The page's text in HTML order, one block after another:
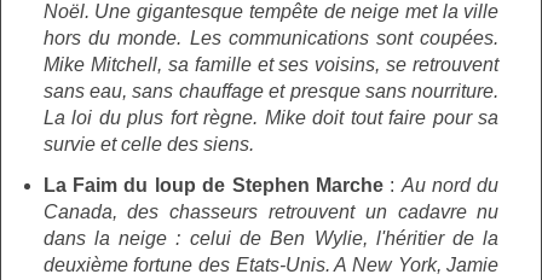
Noël. Une gigantesque tempête de neige met la ville
hors du monde. Les communications sont coupées.
Mike Mitchell, sa famille et ses voisins, se retrouvent
sans eau, sans chauffage et presque sans nourriture.
La loi du plus fort règne. Mike doit tout faire pour sa
survie et celle des siens.
La Faim du loup de Stephen Marche: Au nord du
Canada, des chasseurs retrouvent un cadavre nu
dans la neige : celui de Ben Wylie, l'héritier de la
deuxième fortune des Etats-Unis. A New York, Jamie